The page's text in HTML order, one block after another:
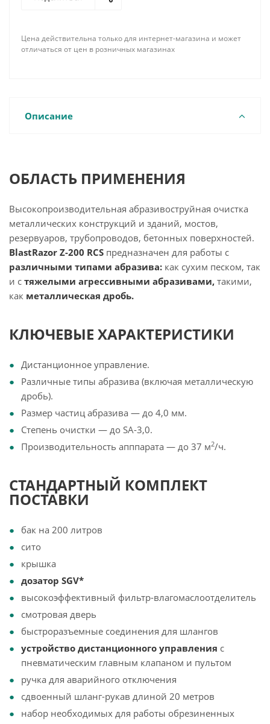
Цена действительна только для интернет-магазина и может
отличаться от цен в розничных магазинах
Описание
ОБЛАСТЬ ПРИМЕНЕНИЯ
Высокопроизводительная абразивоструйная очистка
металлических конструкций и зданий, мостов,
резервуаров, трубопроводов, бетонных поверхностей.
BlastRazor Z-200 RCS предназначен для работы с
различными типами абразива: как сухим песком, так
и с тяжелыми агрессивными абразивами, такими,
как металлическая дробь.
КЛЮЧЕВЫЕ ХАРАКТЕРИСТИКИ
Дистанционное управление.
Различные типы абразива (включая металлическую
дробь).
Размер частиц абразива — до 4,0 мм.
Степень очистки — до SA-3,0.
Производительность апппарата — до 37 м2/ч.
СТАНДАРТНЫЙ КОМПЛЕКТ
ПОСТАВКИ
бак на 200 литров
сито
крышка
дозатор SGV*
высокоэффективный фильтр-влагомаслоотделитель
смотровая дверь
быстроразъемные соединения для шлангов
устройство дистанционного управления с
пневматическим главным клапаном и пультом
ручка для аварийного отключения
сдвоенный шланг-рукав длиной 20 метров
набор необходимых для работы обрезиненных